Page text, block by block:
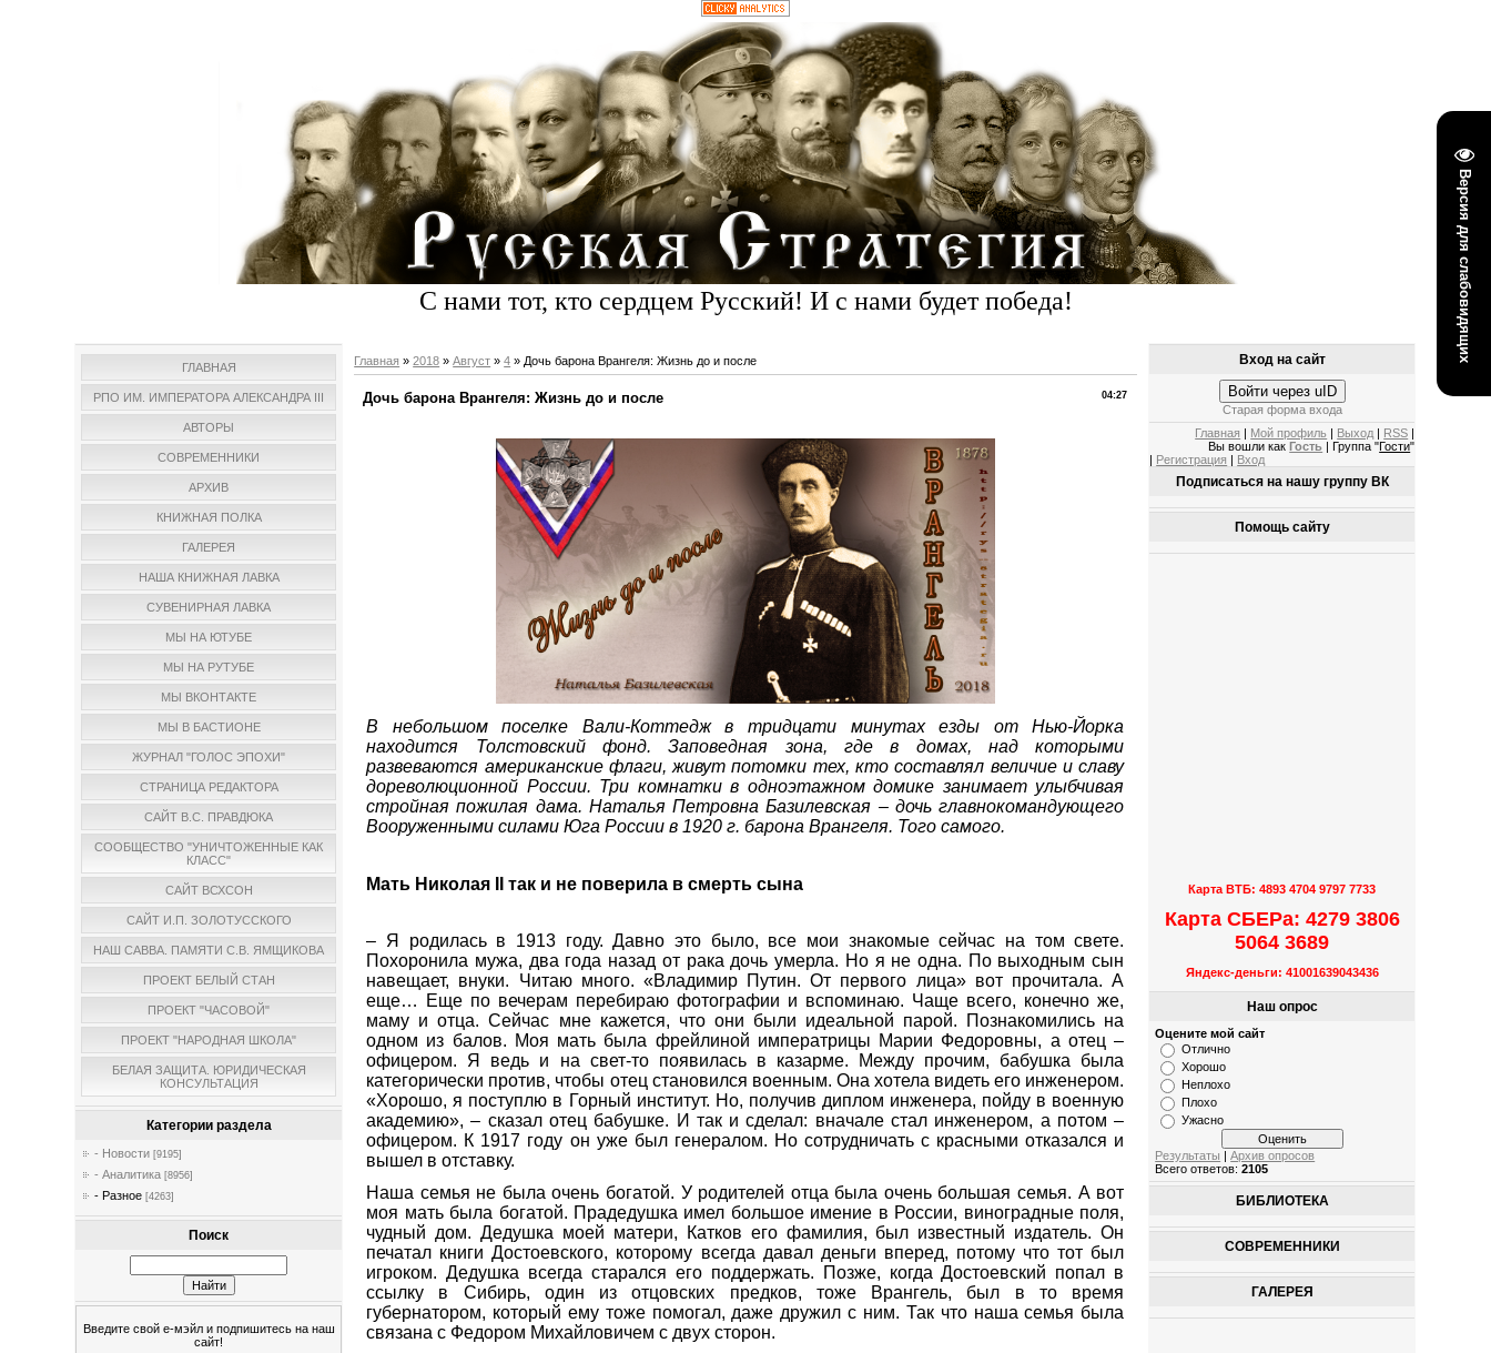
Версия для слабовидящих
С нами тот, кто сердцем Русский! И с нами будет победа!
ГЛАВНАЯ
РПО ИМ. ИМПЕРАТОРА АЛЕКСАНДРА III
АВТОРЫ
СОВРЕМЕННИКИ
АРХИВ
КНИЖНАЯ ПОЛКА
ГАЛЕРЕЯ
НАША КНИЖНАЯ ЛАВКА
СУВЕНИРНАЯ ЛАВКА
МЫ НА ЮТУБЕ
МЫ НА РУТУБЕ
МЫ ВКОНТАКТЕ
МЫ В БАСТИОНЕ
ЖУРНАЛ "ГОЛОС ЭПОХИ"
СТРАНИЦА РЕДАКТОРА
САЙТ В.С. ПРАВДЮКА
СООБЩЕСТВО "УНИЧТОЖЕННЫЕ КАК
КЛАСС"
САЙТ ВСХСОН
САЙТ И.П. ЗОЛОТУССКОГО
НАШ САВВА. ПАМЯТИ С.В. ЯМЩИКОВА
ПРОЕКТ БЕЛЫЙ СТАН
ПРОЕКТ "ЧАСОВОЙ"
ПРОЕКТ "НАРОДНАЯ ШКОЛА"
БЕЛАЯ ЗАЩИТА. ЮРИДИЧЕСКАЯ
КОНСУЛЬТАЦИЯ
Категории раздела
- Новости [9195]
- Аналитика [8956]
- Разное [4263]
Поиск
Введите свой е-мэйл и подпишитесь на наш
сайт!
Главная »2018 » Август » 4 » Дочь барона Врангеля: Жизнь до и после
04:27
Дочь барона Врангеля: Жизнь до и после
В небольшом поселке Вали-Коттедж в тридцати минутах езды от Нью-Йорка
находится Толстовский фонд. Заповедная зона, где в домах, над которыми
развеваются американские флаги, живут потомки тех, кто составлял величие и славу
дореволюционной России. Три комнатки в одноэтажном домике занимает улыбчивая
стройная пожилая дама. Наталья Петровна Базилевская – дочь главнокомандующего
Вооруженными силами Юга России в 1920 г. барона Врангеля. Того самого.
Мать Николая II так и не поверила в смерть сына
– Я родилась в 1913 году. Давно это было, все мои знакомые сейчас на том свете.
Похоронила мужа, два года назад от рака дочь умерла. Но я не одна. По выходным сын
навещает, внуки. Читаю много. «Владимир Путин. От первого лица» вот прочитала. А
еще… Еще по вечерам перебираю фотографии и вспоминаю. Чаще всего, конечно же,
маму и отца. Сейчас мне кажется, что они были идеальной парой. Познакомились на
одном из балов. Моя мать была фрейлиной императрицы Марии Федоровны, а отец –
офицером. Я ведь и на свет-то появилась в казарме. Между прочим, бабушка была
категорически против, чтобы отец становился военным. Она хотела видеть его инженером.
«Хорошо, я поступлю в Горный институт. Но, получив диплом инженера, пойду в военную
академию», – сказал отец бабушке. И так и сделал: вначале стал инженером, а потом –
офицером. К 1917 году он уже был генералом. Но сотрудничать с красными отказался и
вышел в отставку.
Наша семья не была очень богатой. У родителей отца была очень большая семья. А вот
моя мать была богатой. Прадедушка имел большое имение в России, виноградные поля,
чудный дом. Дедушка моей матери, Катков его фамилия, был известный издатель. Он
печатал книги Достоевского, которому всегда давал деньги вперед, потому что тот был
игроком. Дедушка всегда старался его поддержать. Позже, когда Достоевский попал в
ссылку в Сибирь, один из отцовских предков, тоже Врангель, был в то время
губернатором, который ему тоже помогал, даже дружил с ним. Так что наша семья была
связана с Федором Михайловичем с двух сторон.
Вход на сайт
Войти через uID
Старая форма входа
Главная
Мой профиль Выход RSS
Вы вошли как Гость | Группа "Гости"
Регистрация Вход
Подписаться на нашу группу ВК
Помощь сайту
Карта ВТБ: 4893 4704 9797 7733
Карта СБЕРа: 4279 3806
5064 3689
Яндекс-деньги: 41001639043436
Наш опрос
Оцените мой сайт
Отлично
Хорошо
Неплохо
Плохо
Ужасно
Результаты |Архив опросов
Всего ответов:2105
БИБЛИОТЕКА
СОВРЕМЕННИКИ
ГАЛЕРЕЯ